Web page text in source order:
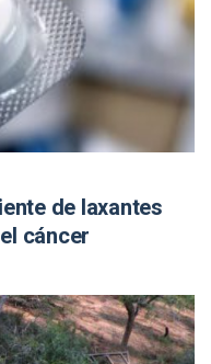
de laxantes
cáncer